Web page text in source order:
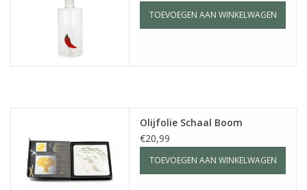
TOEVOEGEN AAN WINKELWAGEN
Olijfolie Schaal Boom
€20,99
TOEVOEGEN AAN WINKELWAGEN